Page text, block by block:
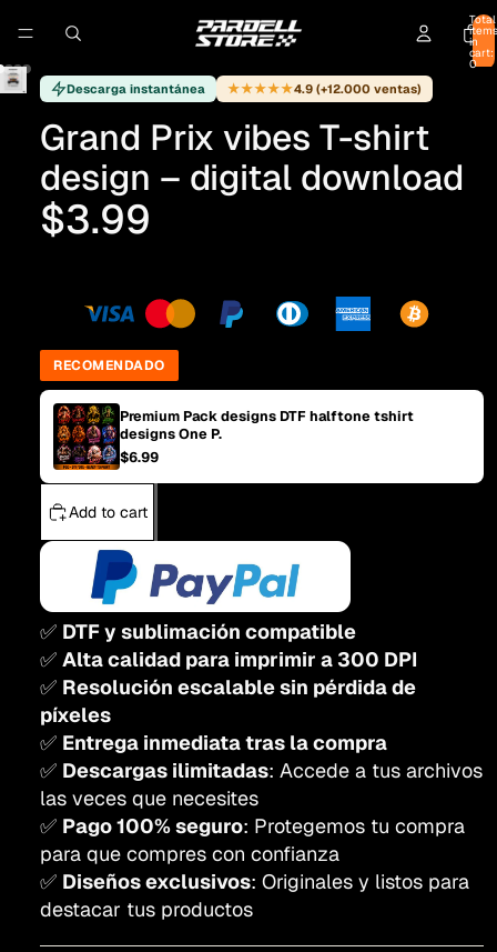
Total
items
in
cart:
0
Descarga instantánea ★★★★★4.9 (+12.000 ventas)
Grand Prix vibes T-shirt
design – digital download
$3.99
RECOMENDADO
Premium Pack designs DTF halftone tshirt
designs One P.
$6.99
Add to cart
✅ DTF y sublimación compatible
✅ Alta calidad para imprimir a 300 DPI
✅ Resolución escalable sin pérdida de
píxeles
✅ Entrega inmediata tras la compra
✅ Descargas ilimitadas: Accede a tus archivos
las veces que necesites
✅ Pago 100% seguro: Protegemos tu compra
para que compres con confianza
✅ Diseños exclusivos: Originales y listos para
destacar tus productos